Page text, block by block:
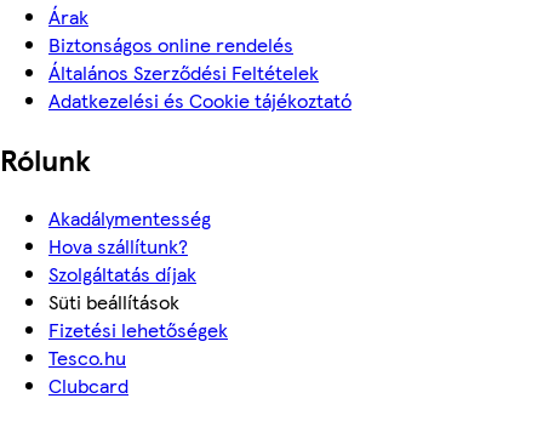
Árak
Biztonságos online rendelés
Általános Szerződési Feltételek
Adatkezelési és Cookie tájékoztató
Rólunk
Akadálymentesség
Hova szállítunk?
Szolgáltatás díjak
Süti beállítások
Fizetési lehetőségek
Tesco.hu
Clubcard